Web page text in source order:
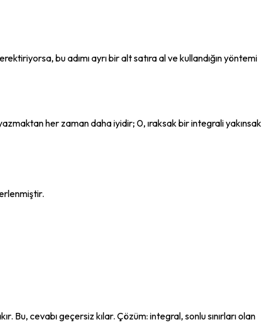
bu adımı ayrı bir alt satıra al ve kullandığın yöntemi
her zaman daha iyidir; 0, ıraksak bir integrali yakınsak
Bu, cevabı geçersiz kılar. Çözüm: integral, sonlu sınırları olan